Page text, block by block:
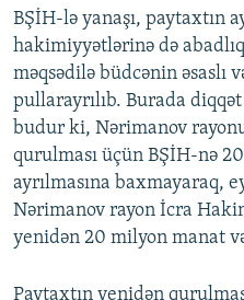
BŞİH-lə yanaşı, paytaxtın
hakimiyyətlərinə də
məqsədilə büdcənin əsaslı
pullarayrılıb. Burada
budur ki, Nərimanov
qurulması üçün BŞİH-nə
ayrılmasına baxmayaraq,
Nərimanov rayon İcra
yenidən 20 milyon manat
Paytaxtın yenidən